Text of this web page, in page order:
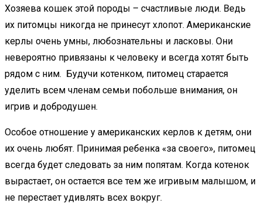
Хозяева кошек этой породы – счастливые люди. Ведь
их питомцы никогда не принесут хлопот. Американские
керлы очень умны, любознательны и ласковы. Они
невероятно привязаны к человеку и всегда хотят быть
рядом с ним. Будучи котенком, питомец старается
уделить всем членам семьи побольше внимания, он
игрив и добродушен.
Особое отношение у американских керлов к детям, они
их очень любят. Принимая ребенка «за своего», питомец
всегда будет следовать за ним попятам. Когда котенок
вырастает, он остается все тем же игривым малышом, и
не перестает удивлять всех вокруг.